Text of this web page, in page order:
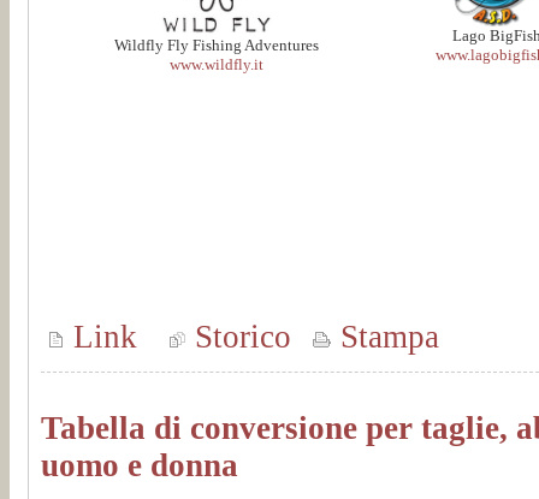
Wildfly Fly Fishing Adventures
www.wildfly.it
Lago
Link Storico Stampa
Tabella di conversione per taglie,
uomo e donna